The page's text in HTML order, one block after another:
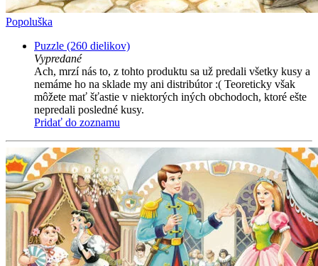
Popoluška
Puzzle (260 dielikov)
Vypredané
Ach, mrzí nás to, z tohto produktu sa už predali všetky kusy a
nemáme ho na sklade my ani distribútor :( Teoreticky však
môžete mať šťastie v niektorých iných obchodoch, ktoré ešte
nepredali posledné kusy.
Pridať do zoznamu